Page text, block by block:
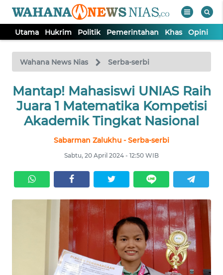
Utama Hukrim Politik Pemerintahan Khas Opini
Wahana News Nias Serba-serbi
Mantap! Mahasiswi UNIAS Raih
Juara 1 Matematika Kompetisi
Akademik Tingkat Nasional
Sabarman Zalukhu - Serba-serbi
Sabtu, 20 April 2024 - 12:50 WIB
TV
Tutup
UTAMA
HUKRIM
PEMERINTAHAN
KHAS